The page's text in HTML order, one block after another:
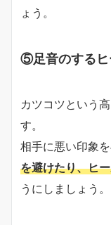
ょう。
⑤足音のするヒ
カツコツという
す。
相手に悪い印象
を避けたり、ヒ
うにしましょう。